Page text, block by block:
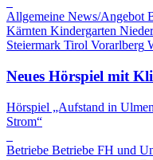
Allgemeine News/Angebot
Kärnten Kindergarten
Steiermark Tirol Vorarlberg
Neues Hörspiel mit
Hörspiel „Aufstand in
Strom“
Betriebe Betriebe FH und